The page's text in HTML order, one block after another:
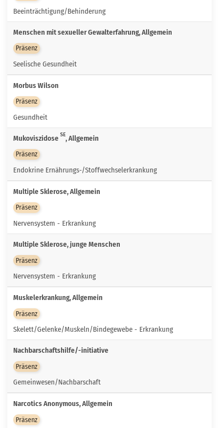
Beeinträchtigung/Behinderung
Menschen mit sexueller Gewalterfahrung, Allgemein
Präsenz
Seelische Gesundheit
Morbus Wilson
Präsenz
Gesundheit
Mukoviszidose SE, Allgemein
Präsenz
Endokrine Ernährungs-/Stoffwechselerkrankung
Multiple Sklerose, Allgemein
Präsenz
Nervensystem - Erkrankung
Multiple Sklerose, junge Menschen
Präsenz
Nervensystem - Erkrankung
Muskelerkrankung, Allgemein
Präsenz
Skelett/Gelenke/Muskeln/Bindegewebe - Erkrankung
Nachbarschaftshilfe/-initiative
Präsenz
Gemeinwesen/Nachbarschaft
Narcotics Anonymous, Allgemein
Präsenz